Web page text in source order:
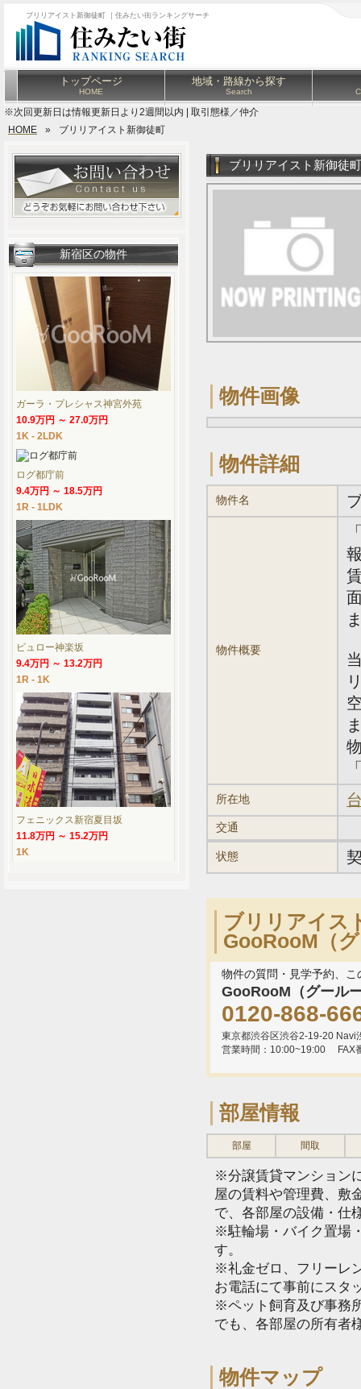
ブリリアイスト新御徒町 ｜住みたい街ランキングサーチ
トップページ
HOME
地域・路線から探す
Search
※次回更新日は情報更新日より2週間以内 | 取引態様／仲介
HOME
» ブリリアイスト新御徒町
ブリリアイスト新御徒町
物件画像
物件詳細
物件名
物件概要
所在地
交通
状態
ブリリアイス
GooRooM（
物件の質問・見学予約、
GooRooM（グール
0120-868-
東京都渋谷区渋谷2-19-20 Navi
営業時間：10:00~19:00
FAX
部屋情報
部屋 間取
※分譲賃貸マンション
屋の賃料や管理費、敷
で、各部屋の設備・仕
※駐輪場・バイク置場
す。
※礼金ゼロ、フリーレ
お電話にて事前にスタ
※ペット飼育及び事務
でも、各部屋の所有者
物件マップ
新宿区の物件
ガーラ・プレシャス神宮外苑
10.9万円 ～ 27.0万円
1K - 2LDK
ログ都庁前
9.4万円 ～ 18.5万円
1R - 1LDK
ビュロー神楽坂
9.4万円 ～ 13.2万円
1R - 1K
フェニックス新宿夏目坂
11.8万円 ～ 15.2万円
1K